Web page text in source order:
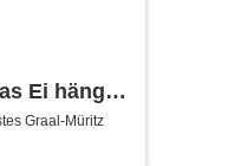
Ei hängt
Graal-Müritz